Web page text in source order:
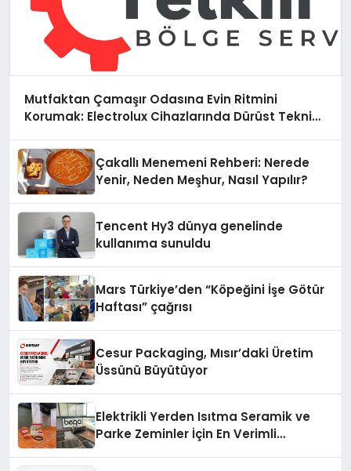
Mutfaktan Çamaşır Odasına Evin Ritmini
Korumak: Electrolux Cihazlarında Dürüst Teknik
Çakallı Menemeni Rehberi: Nerede
Yenir, Neden Meşhur, Nasıl Yapılır?
Tencent Hy3 dünya genelinde
kullanıma sunuldu
Mars Türkiye’den “Köpeğini İşe Götür
Haftası” çağrısı
Cesur Packaging, Mısır’daki Üretim
Üssünü Büyütüyor
Elektrikli Yerden Isıtma Seramik ve
Parke Zeminler İçin En Verimli